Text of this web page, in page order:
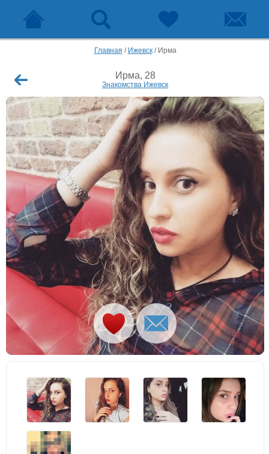
Главная / Ижевск/ Ирма
Ирма, 28
Знакомства Ижевск